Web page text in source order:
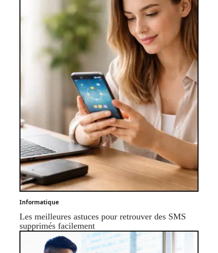
Informatique
Les meilleures astuces pour retrouver des SMS
supprimés facilement